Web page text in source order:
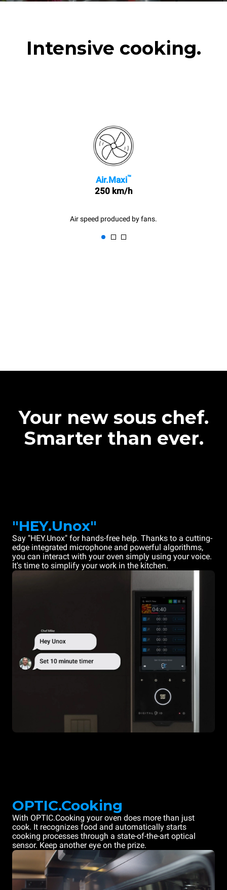
Intensive cooking.
Air.Maxi™
250 km/h
Air speed produced by fans.
Your new sous chef.
Smarter than ever.
"HEY.Unox"
Say "HEY.Unox" for hands-free help. Thanks to a cutting-
edge integrated microphone and powerful algorithms,
you can interact with your oven simply using your voice.
It's time to simplify your work in the kitchen.
OPTIC.Cooking
With OPTIC.Cooking your oven does more than just
cook. It recognizes food and automatically starts
cooking processes through a state-of-the-art optical
sensor. Keep another eye on the prize.